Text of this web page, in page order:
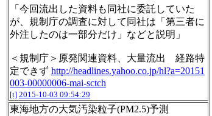
「今回流出した資料も同社に委託していた
が、規制庁の調査に対して同社は「第三者に
外注したのは一部分だけ」などと説明」
＜規制庁＞原発関連資料、大量流出 経路特
定できず http://headlines.yahoo.co.jp/hl?a=20151
003-00000006-mai-sctch
[t] 2015-10-03 09:54:29
東海地方の大気汚染粒子(PM2.5)予測